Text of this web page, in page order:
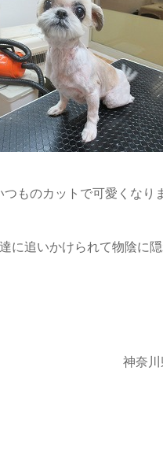
つものカットで可愛くなり
に追いかけられて物陰に
神奈